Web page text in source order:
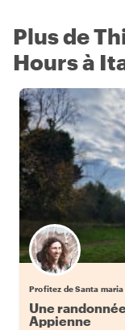
Plus de
Hours à
Profitez de Santa
Une
Appienne